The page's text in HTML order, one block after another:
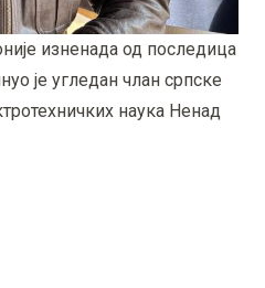
изненада од последица
је угледан члан српске
наука Ненад